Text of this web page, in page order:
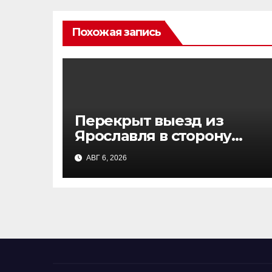
Похожая запись
Перекрыт выезд из
Ярославля в сторону
Москвы: атака БПЛА,
движение остановлено
АВГ 6, 2026